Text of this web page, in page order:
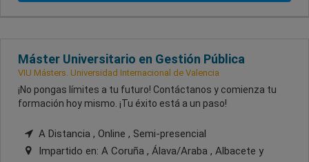
Máster Universitario en Gestión Pública
VIU Másters. Universidad Internacional de Valencia
¡No pongas límites a tu futuro! Contáctanos y comienza tu
formación hoy mismo. ¡Tu éxito está a un paso!
A Distancia , Online , Semi-presencial
Impartido en: A Coruña , Álava/Araba , Albacete y